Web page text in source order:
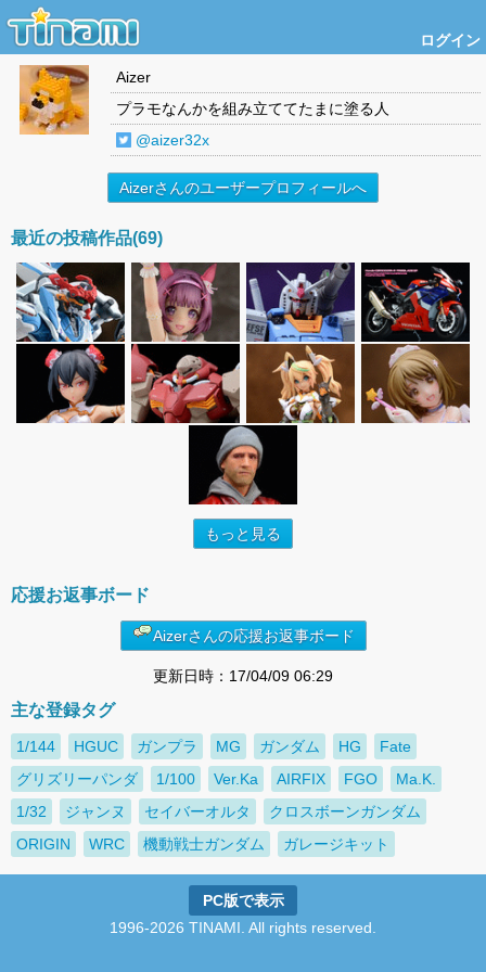
ログイン
Aizer
プラモなんかを組み立ててたまに塗る人
@aizer32x
Aizerさんのユーザープロフィールへ
最近の投稿作品(69)
もっと見る
応援お返事ボード
Aizerさんの応援お返事ボード
更新日時：17/04/09 06:29
主な登録タグ
1/144 HGUC ガンプラ MG ガンダム HG
Fate
グリズリーパンダ
1/100 Ver.Ka AIRFIX FGO
Ma.K.
1/32
ジャンヌ セイバーオルタ
クロスボーンガンダム
ORIGIN
WRC 機動戦士ガンダム ガレージキット
PC版で表示
1996-2026 TINAMI. All rights reserved.